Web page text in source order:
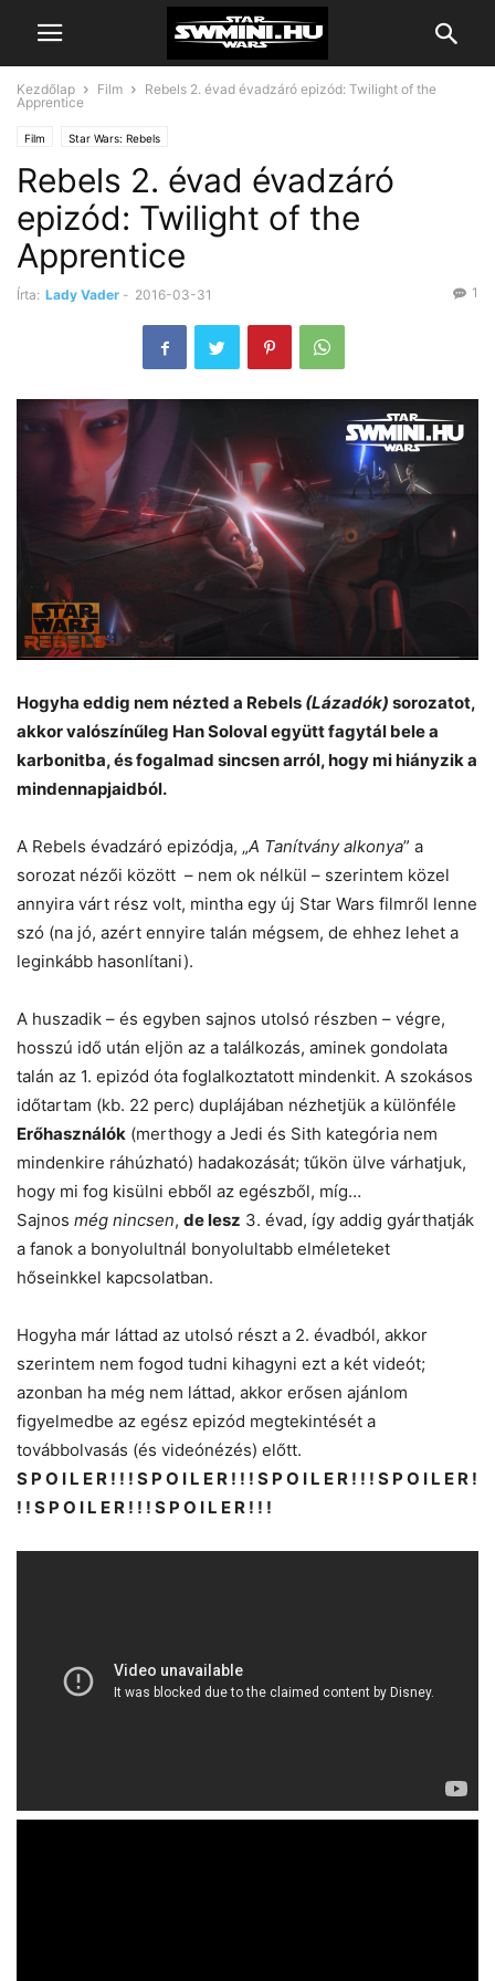
Kezdőlap Film
Rebels 2. évad évadzáró epizód: Twilight of the
Apprentice
Film Star Wars: Rebels
Rebels 2. évad évadzáró
epizód: Twilight of the
Apprentice
Írta: Lady Vader - 2016-03-31 1
Hogyha eddig nem nézted a Rebels (Lázadók) sorozatot,
akkor valószínűleg Han Soloval együtt fagytál bele a
karbonitba, és fogalmad sincsen arról, hogy mi hiányzik a
mindennapjaidból.
A Rebels évadzáró epizódja, „A Tanítvány alkonya” a
sorozat nézői között – nem ok nélkül – szerintem közel
annyira várt rész volt, mintha egy új Star Wars filmről lenne
szó (na jó, azért ennyire talán mégsem, de ehhez lehet a
leginkább hasonlítani).
A huszadik – és egyben sajnos utolsó részben – végre,
hosszú idő után eljön az a találkozás, aminek gondolata
talán az 1. epizód óta foglalkoztatott mindenkit. A szokásos
időtartam (kb. 22 perc) duplájában nézhetjük a különféle
Erőhasználók (merthogy a Jedi és Sith kategória nem
mindenkire ráhúzható) hadakozását; tűkön ülve várhatjuk,
hogy mi fog kisülni ebből az egészből, míg…
Sajnos még nincsen, de lesz 3. évad, így addig gyárthatják
a fanok a bonyolultnál bonyolultabb elméleteket
hőseinkkel kapcsolatban.
Hogyha már láttad az utolsó részt a 2. évadból, akkor
szerintem nem fogod tudni kihagyni ezt a két videót;
azonban ha még nem láttad, akkor erősen ajánlom
figyelmedbe az egész epizód megtekintését a
továbbolvasás (és videónézés) előtt.
S P O I L E R ! ! ! S P O I L E R ! ! ! S P O I L E R ! ! ! S P O I L E R !
! ! S P O I L E R ! ! ! S P O I L E R ! ! !